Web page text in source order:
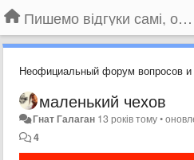
Пишемо відгуки самі, обговорюємо інші ідеї та пропозиції до Громадського Телебачення
Неофициальный форум вопросов
маленький чехов
Гнат Галаган 13 років тому•
4